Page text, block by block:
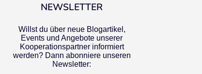
NEWSLETTER
Willst du über neue Blogartikel,
Events und Angebote unserer
Kooperationspartner informiert
werden? Dann abonniere unseren
Newsletter: